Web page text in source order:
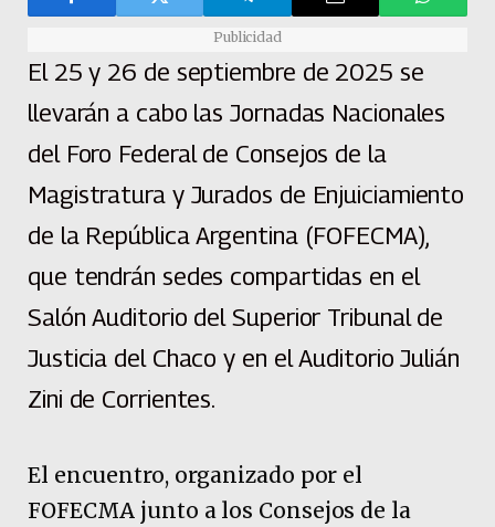
Publicidad
El 25 y 26 de septiembre de 2025 se
llevarán a cabo las Jornadas Nacionales
del Foro Federal de Consejos de la
Magistratura y Jurados de Enjuiciamiento
de la República Argentina (FOFECMA),
que tendrán sedes compartidas en el
Salón Auditorio del Superior Tribunal de
Justicia del Chaco y en el Auditorio Julián
Zini de Corrientes.
El encuentro, organizado por el
FOFECMA junto a los Consejos de la